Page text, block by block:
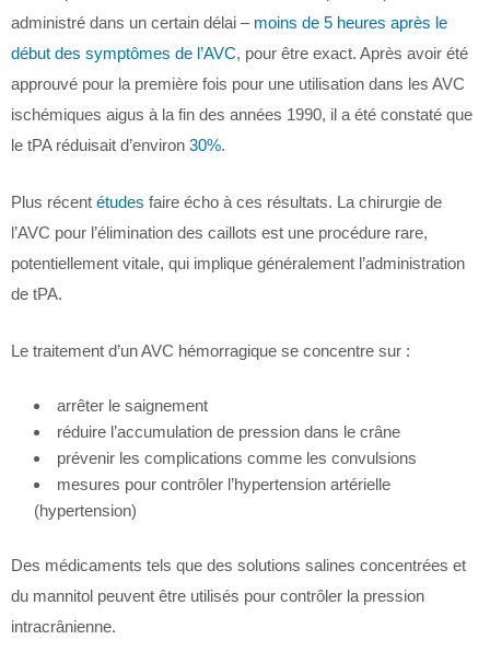
administré dans un certain délai – moins de 5 heures après le
début des symptômes de l’AVC, pour être exact. Après avoir été
approuvé pour la première fois pour une utilisation dans les AVC
ischémiques aigus à la fin des années 1990, il a été constaté que
le tPA réduisait d’environ 30%.
Plus récent études faire écho à ces résultats. La chirurgie de
l’AVC pour l’élimination des caillots est une procédure rare,
potentiellement vitale, qui implique généralement l’administration
de tPA.
Le traitement d’un AVC hémorragique se concentre sur :
arrêter le saignement
réduire l’accumulation de pression dans le crâne
prévenir les complications comme les convulsions
mesures pour contrôler l’hypertension artérielle
(hypertension)
Des médicaments tels que des solutions salines concentrées et
du mannitol peuvent être utilisés pour contrôler la pression
intracrânienne.